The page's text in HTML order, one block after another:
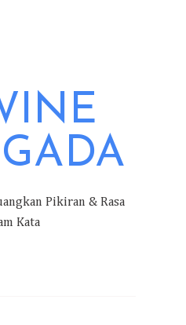
Pikiran & Rasa
Kata